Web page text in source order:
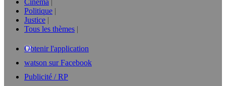
Cinéma
Politique
Justice
Tous les thèmes
Obtenir l'application
watson sur Facebook
Publicité / RP